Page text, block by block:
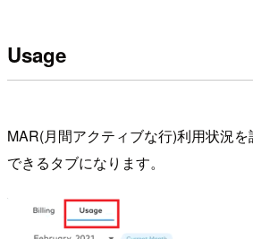
Usage
MAR(月間アクティブな行)利用状況
できるタブになります。